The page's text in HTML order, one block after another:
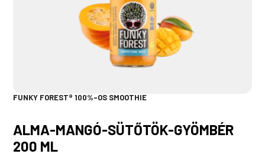
FUNKY FOREST® 100%-OS SMOOTHIE
ALMA-MANGÓ-SÜTŐTÖK-GYÖMBÉR
200 ML